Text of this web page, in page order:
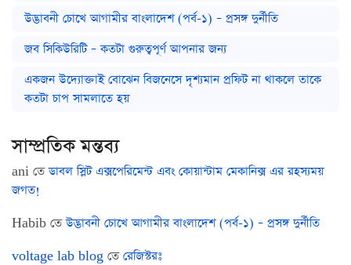
উদ্ভাবনী চোখে আগামীর বাংলাদেশ (পর্ব-১) – প্রসঙ্গ দুর্নীতি
জব সিকিউরিটি – কতটা গুরুত্বপূর্ণ আপনার জন্য
একজন উদ্যোক্তাই বোঝেন বিজনেসে দৃশ্যমান প্রফিট না থাকলে তাকে
কতটা চাপ সামলাতে হয়
সাম্প্রতিক মন্তব্য
ani তেডাবল স্লিট এক্সপেরিমেন্ট এবং কোয়ান্টাম মেকানিক্স এর রহস্যময়
জগত!
Habib তেউদ্ভাবনী চোখে আগামীর বাংলাদেশ (পর্ব-১) – প্রসঙ্গ দুর্নীতি
voltage lab blog তেরেজিস্টরঃ